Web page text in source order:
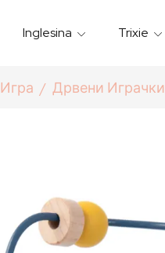
Inglesina Trixie
Игра Дрвени Играчки